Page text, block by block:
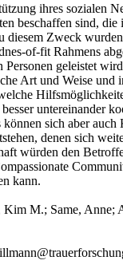
ihres sozialen
beschaffen sind,
Zweck
of-fit Rahmens
geleistet
Art und Weise
untereinander
sich aber
denen sich
würden den
kann.
M.; Same, Anne;